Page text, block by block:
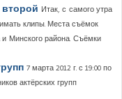
второй Итак, с самого утра
клипы. Места съёмок
Минского района. Съёмки
7 марта 2012 г. с 19:00 по
актёрских групп